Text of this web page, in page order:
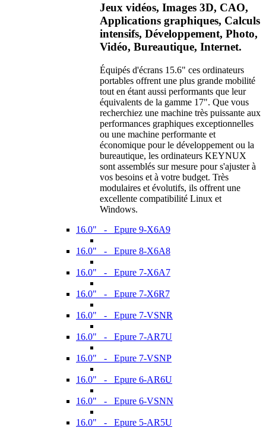
Jeux vidéos, Images 3D, CAO,
Applications graphiques, Calculs
intensifs, Développement, Photo,
Vidéo, Bureautique, Internet.
Équipés d'écrans 15.6" ces ordinateurs
portables offrent une plus grande mobilité
tout en étant aussi performants que leur
équivalents de la gamme 17". Que vous
recherchiez une machine très puissante aux
performances graphiques exceptionnelles
ou une machine performante et
économique pour le développement ou la
bureautique, les ordinateurs KEYNUX
sont assemblés sur mesure pour s'ajuster à
vos besoins et à votre budget. Très
modulaires et évolutifs, ils offrent une
excellente compatibilité Linux et
Windows.
16.0" - Epure 9-X6A9
16.0" - Epure 8-X6A8
16.0" - Epure 7-X6A7
16.0" - Epure 7-X6R7
16.0" - Epure 7-VSNR
16.0" - Epure 7-AR7U
16.0" - Epure 7-VSNP
16.0" - Epure 6-AR6U
16.0" - Epure 6-VSNN
16.0" - Epure 5-AR5U